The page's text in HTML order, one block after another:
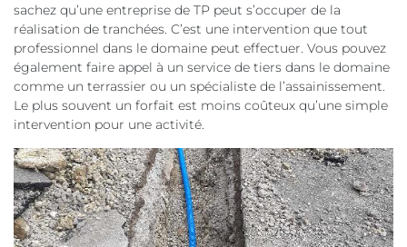
sachez qu’une entreprise de TP peut s’occuper de la
réalisation de tranchées. C’est une intervention que tout
professionnel dans le domaine peut effectuer. Vous pouvez
également faire appel à un service de tiers dans le domaine
comme un terrassier ou un spécialiste de l’assainissement.
Le plus souvent un forfait est moins coûteux qu’une simple
intervention pour une activité.